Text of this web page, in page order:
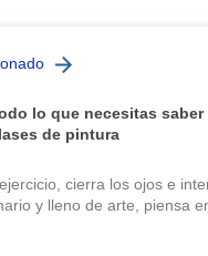
lo que necesitas saber
de pintura
cierra los ojos e
y lleno de arte, piensa